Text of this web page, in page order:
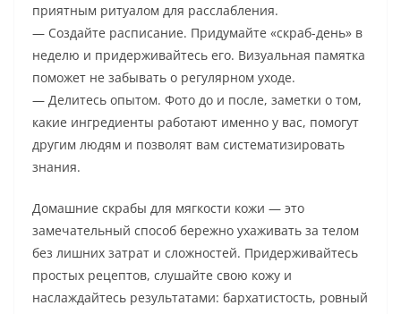
приятным ритуалом для расслабления.
— Создайте расписание. Придумайте «скраб-день» в
неделю и придерживайтесь его. Визуальная памятка
поможет не забывать о регулярном уходе.
— Делитесь опытом. Фото до и после, заметки о том,
какие ингредиенты работают именно у вас, помогут
другим людям и позволят вам систематизировать
знания.
Домашние скрабы для мягкости кожи — это
замечательный способ бережно ухаживать за телом
без лишних затрат и сложностей. Придерживайтесь
простых рецептов, слушайте свою кожу и
наслаждайтесь результатами: бархатистость, ровный